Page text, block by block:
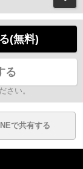
(無料)
る
さい。
で共有する